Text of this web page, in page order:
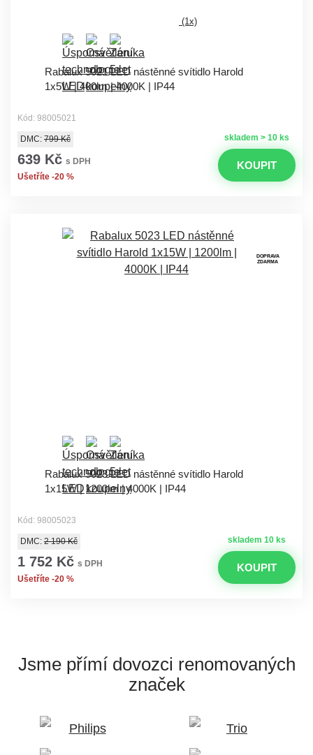
(1x)
Rabalux 5021 LED nástěnné svítidlo Harold
1x5W | 400lm | 4000K | IP44
Kód: 98005021
skladem > 10 ks
DMC: 799 Kč
639 Kč s DPH
Ušetříte -20 %
KOUPIT
DOPRAVA
ZDARMA
Rabalux 5023 LED nástěnné svítidlo Harold
1x15W | 1200lm | 4000K | IP44
Kód: 98005023
skladem 10 ks
DMC: 2 190 Kč
1 752 Kč s DPH
Ušetříte -20 %
KOUPIT
Jsme přímí dovozci renomovaných
značek